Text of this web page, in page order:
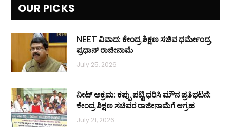
OUR PICKS
NEET ವಿವಾದ: ಕೇಂದ್ರ ಶಿಕ್ಷಣ ಸಚಿವ ಧರ್ಮೇಂದ್ರ
ಪ್ರಧಾನ್ ರಾಜೀನಾಮೆ
July 25, 2026
ನೀಟ್ ಅಕ್ರಮ: ಕಪ್ಪು ಪಟ್ಟಿ ಧರಿಸಿ ಮೌನ ಪ್ರತಿಭಟನೆ:
ಕೇಂದ್ರ ಶಿಕ್ಷಣ ಸಚಿವರ ರಾಜೀನಾಮೆಗೆ ಆಗ್ರಹ
July 21, 2026